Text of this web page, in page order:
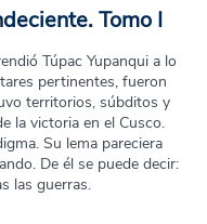
Tomo I
Túpac Yupanqui a lo
pertinentes, fueron
territorios, súbditos y
la victoria en el Cusco.
Su lema pareciera
De él se puede decir:
las guerras.